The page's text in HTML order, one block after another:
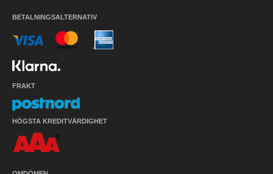
BETALNINGSALTERNATIV
FRAKT
HÖGSTA KREDITVÄRDIGHET